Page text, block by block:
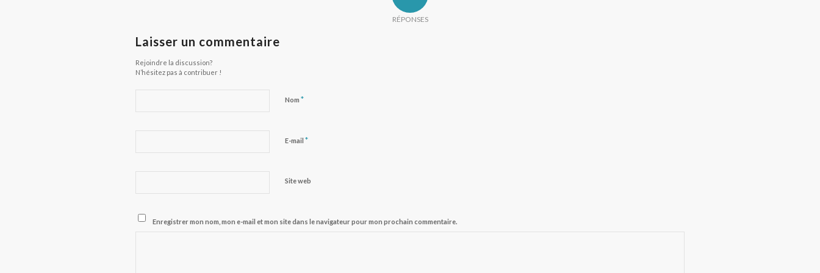
RÉPONSES
Laisser un commentaire
Rejoindre la discussion?
N’hésitez pas à contribuer !
Nom *
E-mail *
Site web
Enregistrer mon nom, mon e-mail et mon site dans le navigateur pour mon prochain commentaire.